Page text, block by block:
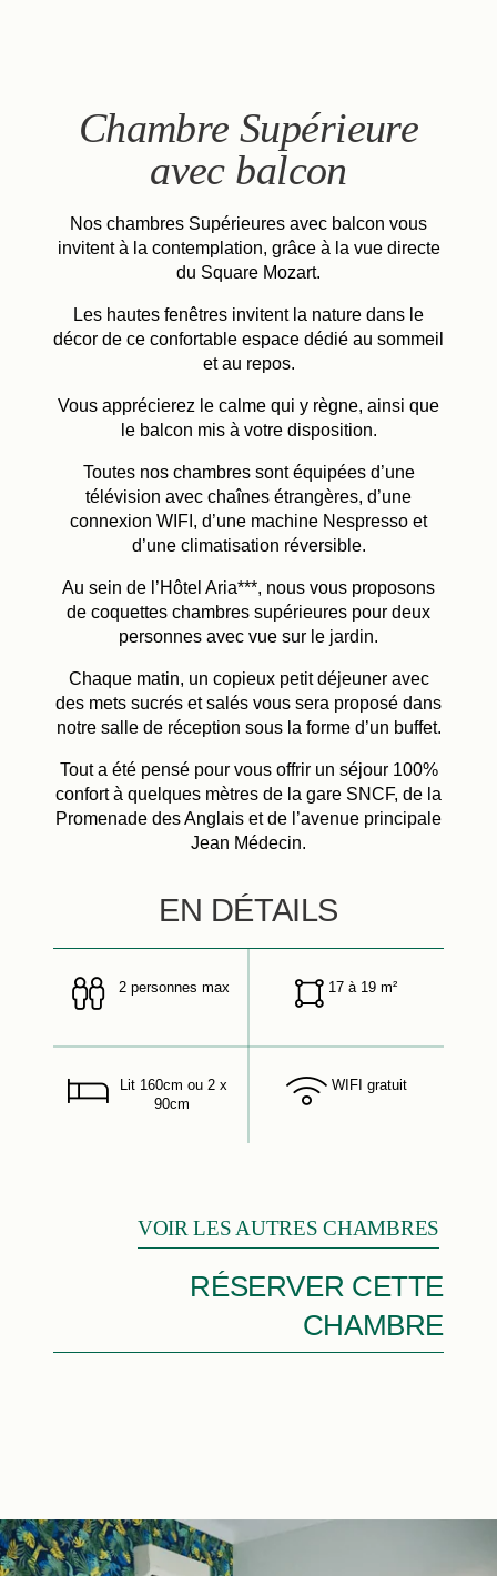
Chambre Supérieure
avec balcon
Nos chambres Supérieures avec balcon vous
invitent à la contemplation, grâce à la vue directe
du Square Mozart.
Les hautes fenêtres invitent la nature dans le
décor de ce confortable espace dédié au sommeil
et au repos.
Vous apprécierez le calme qui y règne, ainsi que
le balcon mis à votre disposition.
Toutes nos chambres sont équipées d’une
télévision avec chaînes étrangères, d’une
connexion WIFI, d’une machine Nespresso et
d’une climatisation réversible.
Au sein de l’Hôtel Aria***, nous vous proposons
de coquettes chambres supérieures pour deux
personnes avec vue sur le jardin.
Chaque matin, un copieux petit déjeuner avec
des mets sucrés et salés vous sera proposé dans
notre salle de réception sous la forme d’un buffet.
Tout a été pensé pour vous offrir un séjour 100%
confort à quelques mètres de la gare SNCF, de la
Promenade des Anglais et de l’avenue principale
Jean Médecin.
EN DÉTAILS
2 personnes max 17 à 19 m²
Lit 160cm ou 2 x
90cm
WIFI gratuit
VOIR LES AUTRES CHAMBRES
RÉSERVER CETTE
CHAMBRE